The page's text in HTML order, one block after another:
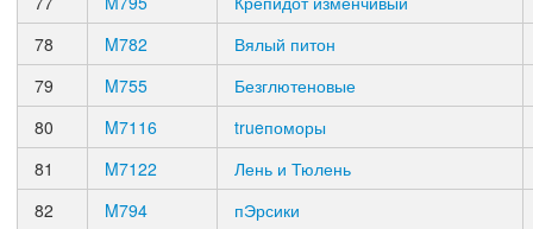
78
M782
Вялый питон
79
M755
Безглютеновые
80
M7116
trueпоморы
81
M7122
Лень и Тюлень
82
M794
пЭрсики